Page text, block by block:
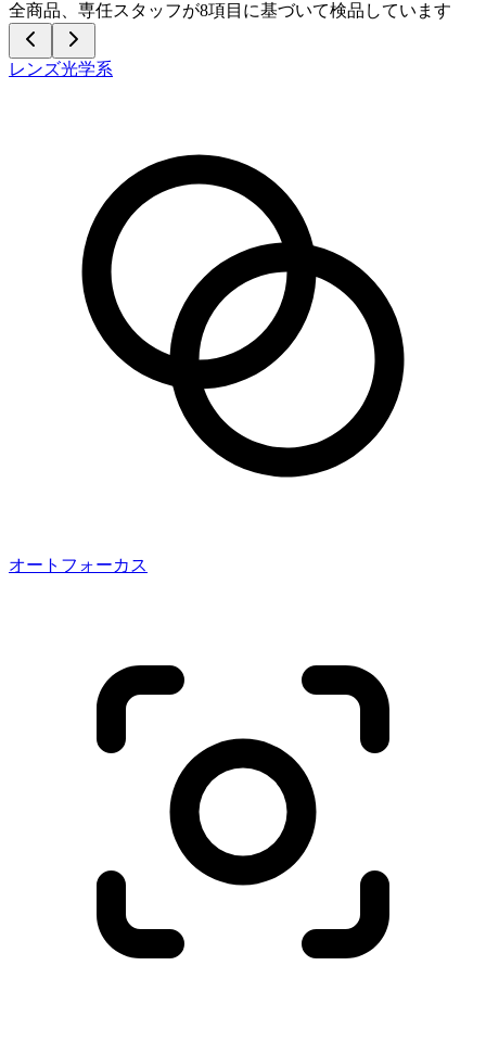
全商品、専任スタッフが8項目に基づいて検品しています
レンズ光学系
オートフォーカス